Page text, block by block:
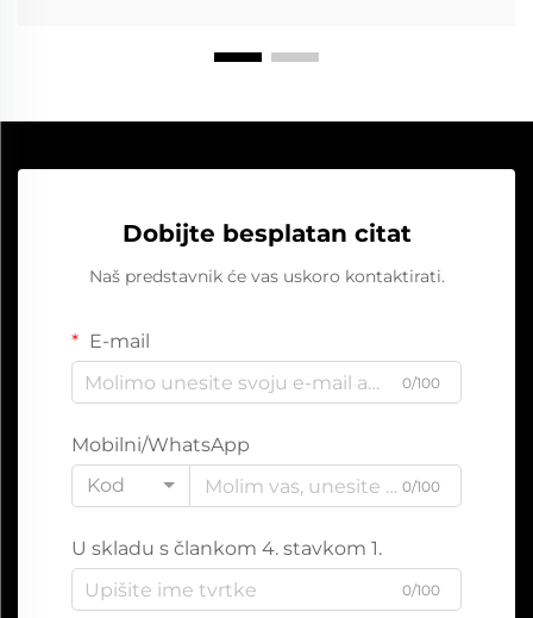
Dobijte besplatan citat
Naš predstavnik će vas uskoro kontaktirati.
E-mail
0/100
Mobilni/WhatsApp
Kod
0/100
U skladu s člankom 4. stavkom 1.
0/100